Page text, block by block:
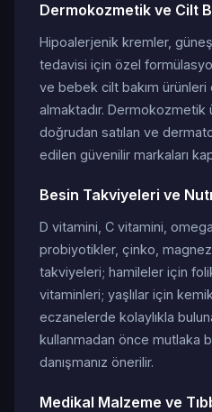
Dermokozmetik ve Cilt
Hipoalerjenik kremler,
tedavisi için özel
ve bebek cilt bakım ürünleri
almaktadır. Dermokozmetik
doğrudan satılan ve
edilen güvenilir markaları
Besin Takviyeleri ve
D vitamini, C vitamini,
probiyotikler, çinko,
takviyeleri; hamileler için
vitaminleri; yaşlılar için
eczanelerde kolaylıkla
kullanmadan önce mutlaka
danışmanız önerilir.
Medikal Malzeme ve